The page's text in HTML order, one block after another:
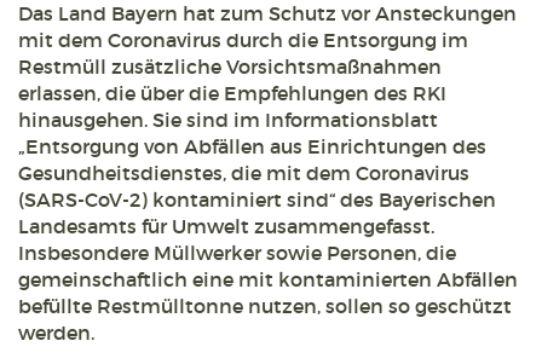
Das Land Bayern hat zum Schutz vor Ansteckungen
mit dem Coronavirus durch die Entsorgung im
Restmüll zusätzliche Vorsichtsmaßnahmen
erlassen, die über die Empfehlungen des RKI
hinausgehen. Sie sind im Informationsblatt
„Entsorgung von Abfällen aus Einrichtungen des
Gesundheitsdienstes, die mit dem Coronavirus
(SARS-CoV-2) kontaminiert sind“ des Bayerischen
Landesamts für Umwelt zusammengefasst.
Insbesondere Müllwerker sowie Personen, die
gemeinschaftlich eine mit kontaminierten Abfällen
befüllte Restmülltonne nutzen, sollen so geschützt
werden.